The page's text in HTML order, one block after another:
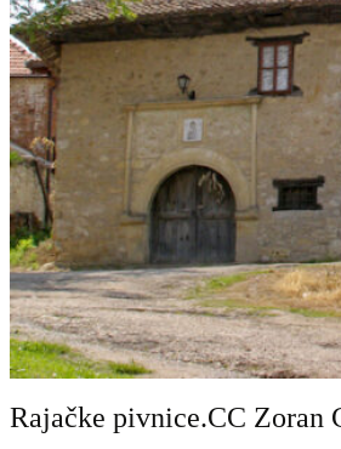
Rajačke pivnice.CC Zoran